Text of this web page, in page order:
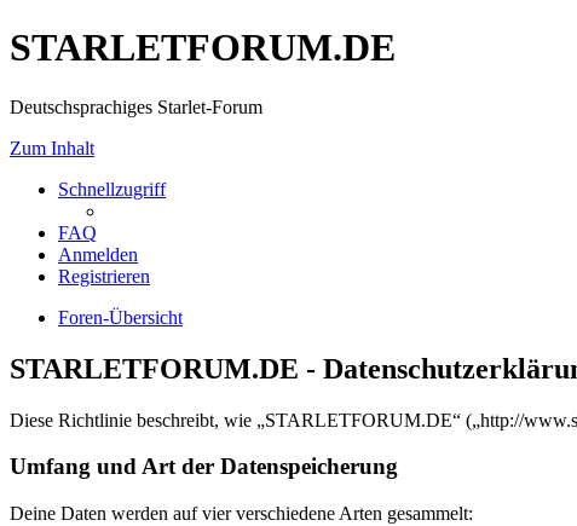
STARLETFORUM.DE
Deutschsprachiges Starlet-Forum
Zum Inhalt
Schnellzugriff
FAQ
Anmelden
Registrieren
Foren-Übersicht
STARLETFORUM.DE -
Diese Richtlinie beschreibt, wie „STARLETFORUM.DE“ („http://
Umfang und Art der Datenspeicherung
Deine Daten werden auf vier verschiedene Arten gesammelt: